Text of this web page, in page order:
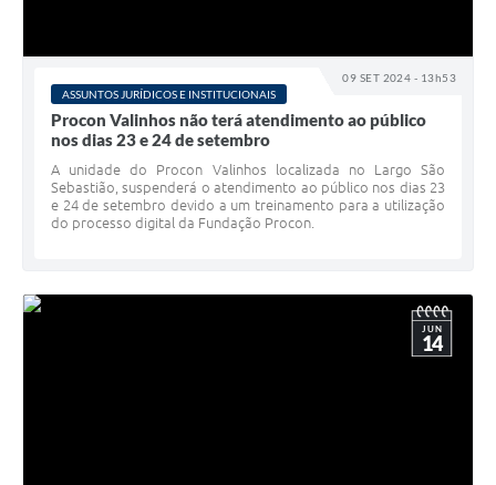
09 SET 2024 - 13h53
ASSUNTOS JURÍDICOS E INSTITUCIONAIS
Procon Valinhos não terá atendimento ao público
nos dias 23 e 24 de setembro
A unidade do Procon Valinhos localizada no Largo São
Sebastião, suspenderá o atendimento ao público nos dias 23
e 24 de setembro devido a um treinamento para a utilização
do processo digital da Fundação Procon.
JUN
14